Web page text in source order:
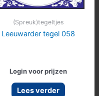
(Spreuk)tegeltjes
Leeuwarder tegel 058
Login voor prijzen
Lees verder